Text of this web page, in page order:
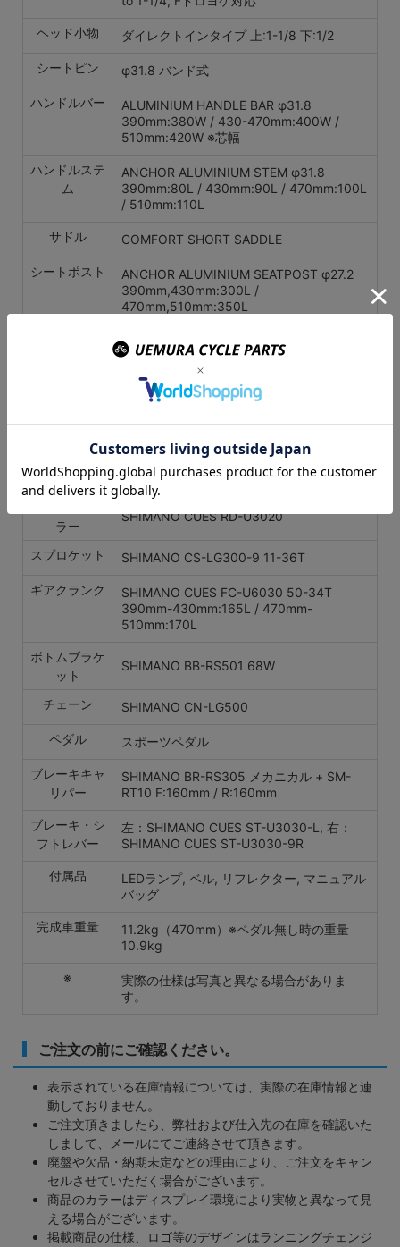
ヘッド小物 ダイレクトインタイプ 上:1-1/8 下:1/2
シートピン φ31.8 バンド式
ハンドルバー
ALUMINIUM HANDLE BAR φ31.8
390mm:380W / 430-470mm:400W /
510mm:420W ※芯幅
ハンドルステ
ム
ANCHOR ALUMINIUM STEM φ31.8
390mm:80L / 430mm:90L / 470mm:100L
/ 510mm:110L
サドル COMFORT SHORT SADDLE
シートポスト
ANCHOR ALUMINIUM SEATPOST φ27.2
390mm,430mm:300L /
470mm,510mm:350L
BRIDGESTONE LIBELQ 700×32C
ANCHORハンドビルド/JALCO CR25D
32H（19c）/SHIMANO F:HB-RS470
ブラック
フロントディ
レーラー
SHIMANO CUES FD-U6030 SM-
AD91（φ31.8 アダプター）
ラー
SHIMANO CUES RD-U3020
スプロケット SHIMANO CS-LG300-9 11-36T
ギアクランク
SHIMANO CUES FC-U6030 50-34T
390mm-430mm:165L / 470mm-
510mm:170L
ボトムブラケ
ット
SHIMANO BB-RS501 68W
チェーン SHIMANO CN-LG500
ペダル スポーツペダル
ブレーキキャ
リパー
SHIMANO BR-RS305 メカニカル + SM-
RT10 F:160mm / R:160mm
ブレーキ・シ
フトレバー
左：SHIMANO CUES ST-U3030-L, 右：
SHIMANO CUES ST-U3030-9R
付属品
LEDランプ, ベル, リフレクター, マニュアル
バッグ
完成車重量
11.2kg（470mm）※ペダル無し時の重量
10.9kg
※
実際の仕様は写真と異なる場合がありま
す。
ご注文の前にご確認ください。
表示されている在庫情報については、実際の在庫情報と連
動しておりません。
ご注文頂きましたら、弊社および仕入先の在庫を確認いた
しまして、メールにてご連絡させて頂きます。
廃盤や欠品・納期未定などの理由により、ご注文をキャン
セルさせていただく場合がございます。
商品のカラーはディスプレイ環境により実物と異なって見
える場合がございます。
掲載商品の仕様、ロゴ等のデザインはランニングチェンジ